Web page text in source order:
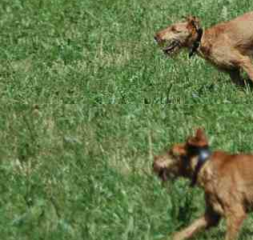
... unsere Pogues sind
geboren ...